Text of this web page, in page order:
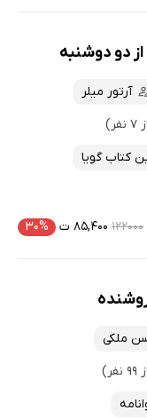
دو دوشنبه
آرتور میلر
کتاب گویا
۱۲۲۰۰۰ ۸۵,۴۰۰ ت ۳۰%
ملکی